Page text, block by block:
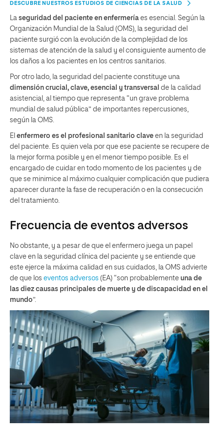
DESCUBRE NUESTROS ESTUDIOS DE CIENCIAS DE LA SALUD
La seguridad del paciente en enfermería es esencial. Según la
Organización Mundial de la Salud (OMS), la seguridad del
paciente surgió con la evolución de la complejidad de los
sistemas de atención de la salud y el consiguiente aumento de
los daños a los pacientes en los centros sanitarios.
Por otro lado, la seguridad del paciente constituye una
dimensión crucial, clave, esencial y transversal de la calidad
asistencial, al tiempo que representa “un grave problema
mundial de salud pública” de importantes repercusiones,
según la OMS.
El enfermero es el profesional sanitario clave en la seguridad
del paciente. Es quien vela por que ese paciente se recupere de
la mejor forma posible y en el menor tiempo posible. Es el
encargado de cuidar en todo momento de los pacientes y de
que se minimice al máximo cualquier complicación que pudiera
aparecer durante la fase de recuperación o en la consecución
del tratamiento.
Frecuencia de eventos adversos
No obstante, y a pesar de que el enfermero juega un papel
clave en la seguridad clínica del paciente y se entiende que
este ejerce la máxima calidad en sus cuidados, la OMS advierte
de que los eventos adversos (EA) “son probablemente una de
las diez causas principales de muerte y de discapacidad en el
mundo”.